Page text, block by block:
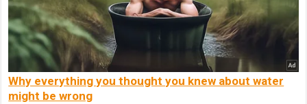
Why everything you thought you knew about water
might be wrong